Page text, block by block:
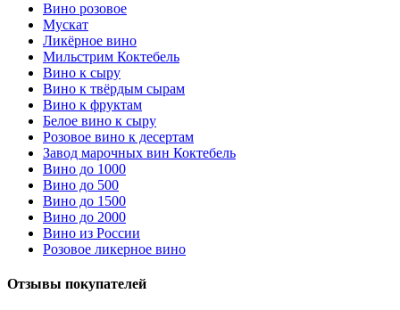
Вино розовое
Мускат
Ликёрное вино
Мильстрим Коктебель
Вино к сыру
Вино к твёрдым сырам
Вино к фруктам
Белое вино к сыру
Розовое вино к десертам
Завод марочных вин Коктебель
Вино до 1000
Вино до 500
Вино до 1500
Вино до 2000
Вино из России
Розовое ликерное вино
Отзывы покупателей